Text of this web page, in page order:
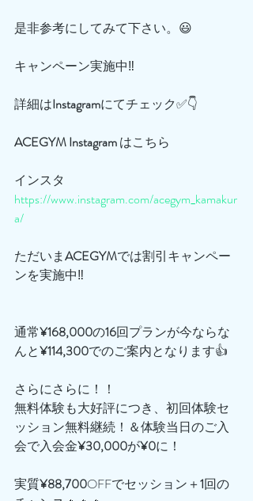
是非参考にしてみて下さい。😃
キャンペーン実施中‼️
詳細はInstagramにてチェック✅👇
ACEGYMInstagram はこちら
インスタ
https://www.instagram.com/acegym_kamakur
a/
ただいまACEGYMでは割引キャンペー
ンを実施中‼️
通常¥168,000の16回プランが今ならな
んと¥114,300でのご案内となります👍
さらにさらに！！
無料体験も大好評につき、初回体験セ
ッション無料継続！＆体験当日のご入
会で入会金¥30,000が¥0に！
実質¥88,700OFFでセッション＋1回の